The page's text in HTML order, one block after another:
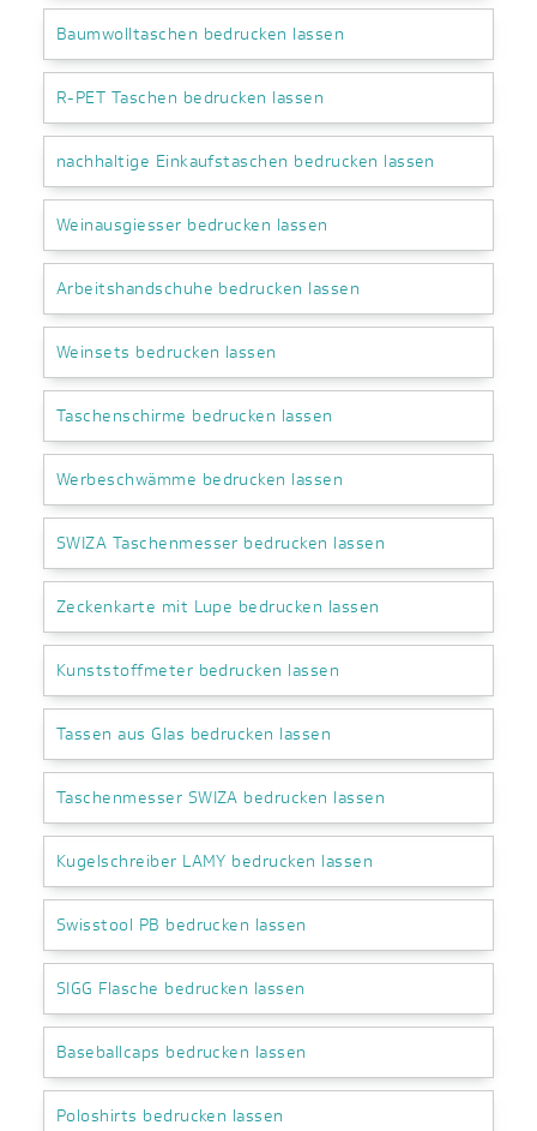
Baumwolltaschen bedrucken lassen
R-PET Taschen bedrucken lassen
nachhaltige Einkaufstaschen bedrucken lassen
Weinausgiesser bedrucken lassen
Arbeitshandschuhe bedrucken lassen
Weinsets bedrucken lassen
Taschenschirme bedrucken lassen
Werbeschwämme bedrucken lassen
SWIZA Taschenmesser bedrucken lassen
Zeckenkarte mit Lupe bedrucken lassen
Kunststoffmeter bedrucken lassen
Tassen aus Glas bedrucken lassen
Taschenmesser SWIZA bedrucken lassen
Kugelschreiber LAMY bedrucken lassen
Swisstool PB bedrucken lassen
SIGG Flasche bedrucken lassen
Baseballcaps bedrucken lassen
Poloshirts bedrucken lassen